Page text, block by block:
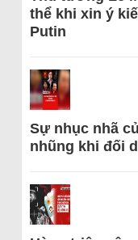
thể khi xin ý
Putin
Sự nhục nhã
nhũng khi đối